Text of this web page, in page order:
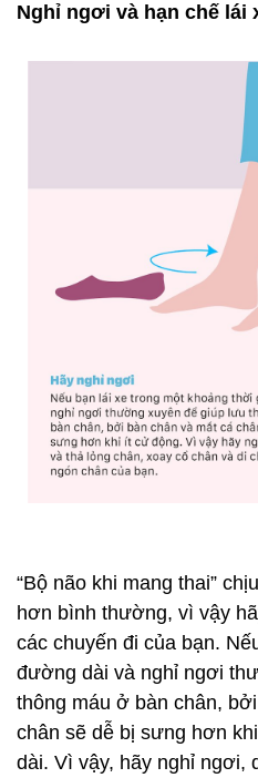
Nghỉ ngơi và hạn chế lái
“Bộ não khi mang thai”
hơn bình thường, vì vậy
các chuyến đi của bạn.
đường dài và nghỉ ngơi
thông máu ở bàn chân,
chân sẽ dễ bị sưng hơn
dài. Vì vậy, hãy nghỉ ngơi,